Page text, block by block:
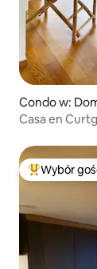
Condo w:
Casa en
Wybór